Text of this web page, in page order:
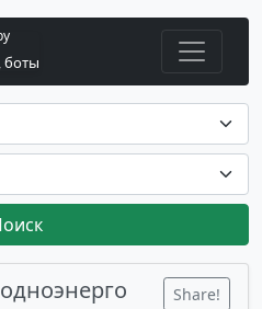
боты
Share!